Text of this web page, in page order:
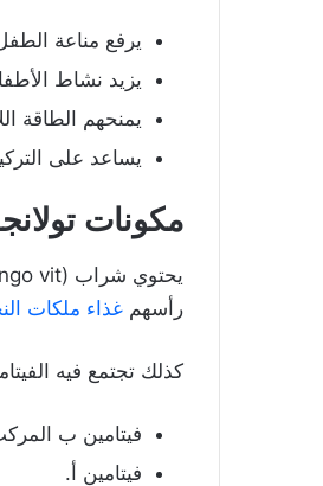
يرفع مناعة
يزيد نشاط
يمنحهم الطاقة
يساعد على
مكونات
يحتوي شراب (Tulango vit) -الذي أنتجته شركة براكسو فارم-
رأسهم غذاء ملكات
كذلك تجتمع فيه
فيتامين ب
فيتامين أ.